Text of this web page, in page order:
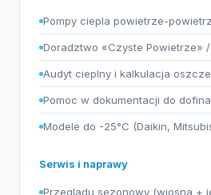
Pompy ciepla powietrze-
Doradztwo «Czyste Powietrze»
Audyt cieplny i kalkulacja
Pomoc w dokumentacji do
Modele do -25°C (Daikin,
Serwis i naprawy
Przegladu sezonowy (wiosna +